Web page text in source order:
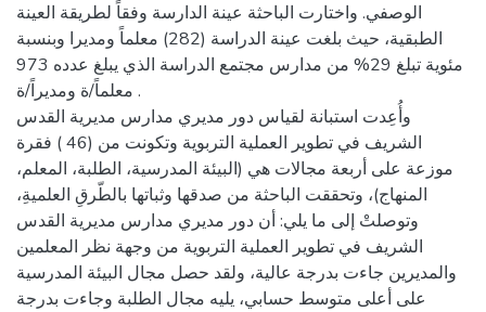
الوصفي. واختارت الباحثة عينة الدارسة وفقاً لطريقة العينة
الطبقية، حيث بلغت عينة الدراسة (282) معلماً ومديرا وبنسبة
مئوية تبلغ 29% من مدارس مجتمع الدراسة الذي يبلغ عدده 973
معلماً/ة ومديراً/ة .
وأُعِدت استبانة لقياس دور مديري مدارس مديرية القدس
الشريف في تطوير العملية التربوية وتكونت من (46 ) فقرة
موزعة على أربعة مجالات هي (البيئة المدرسية، الطلبة، المعلم،
المنهاج)، وتحققت الباحثة من صدقها وثباتها بالطّرقِ العلميةِ،
وتوصلتْ إلى ما يلي: أن دور مديري مدارس مديرية القدس
الشريف في تطوير العملية التربوية من وجهة نظر المعلمين
والمديرين جاءت بدرجة عالية، ولقد حصل مجال البيئة المدرسية
على أعلى متوسط حسابي، يليه مجال الطلبة وجاءت بدرجة